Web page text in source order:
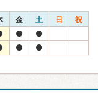
金 土 日 祝